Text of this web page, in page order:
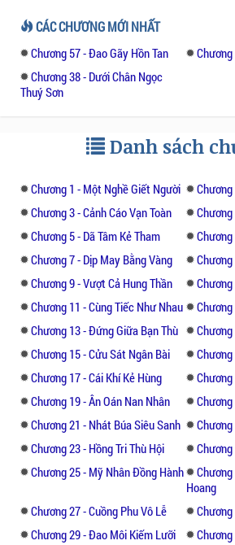
CÁC CHƯƠNG MỚI NHẤT
Chương 57 - Đao Gãy Hồn Tan
Chương
Chương 38 - Dưới Chân Ngọc
Thuý Sơn
Danh sách
Chương 1 - Một Nghề Giết Người
Chương 3 - Cảnh Cáo Vạn Toàn
Chương 5 - Dã Tâm Kẻ Tham
Chương 7 - Dịp May Bằng Vàng
Chương 9 - Vượt Cả Hung Thần
Chương 11 - Cùng Tiếc Như Nhau
Chương 13 - Đứng Giữa Bạn Thù
Chương 15 - Cửu Sát Ngân Bài
Chương 17 - Cái Khí Kẻ Hùng
Chương 19 - Ân Oán Nan Nhân
Chương 21 - Nhát Búa Siêu Sanh
Chương 23 - Hồng Tri Thù Hội
Chương 25 - Mỹ Nhân Đồng Hành
Hoang
Chương 27 - Cuồng Phu Vô Lễ
Chương
Chương 29 - Đao Môi Kiếm Lưỡi